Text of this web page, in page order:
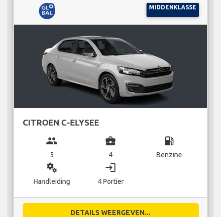
MIDDENKLASSE
CITROEN C-ELYSEE
group
5
business_center
4
local_gas_station
Benzine
miscellaneous_services
Handleiding
login
4 Portier
DETAILS WEERGEVEN...